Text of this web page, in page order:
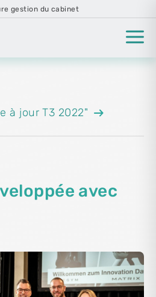
gestion du cabinet
à jour T3 2022" arrow_right_alt
avec